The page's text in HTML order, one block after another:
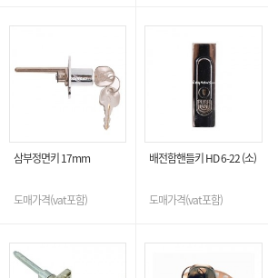
삼부정면키 17mm
도매가격(vat포함)
배전함핸들키 HD 6-22 (소)
도매가격(vat포함)